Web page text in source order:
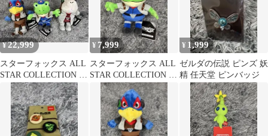
¥22,999
スターフォックス ALL
STAR COLLECTION ぬ
いぐるみ 3体セット
¥ 7,999
スターフォックス ALL
STAR COLLECTION ス
リッピー・トード S
¥ 1,999
ゼルダの伝説 ピンズ 妖
精 任天堂 ピンバッジ